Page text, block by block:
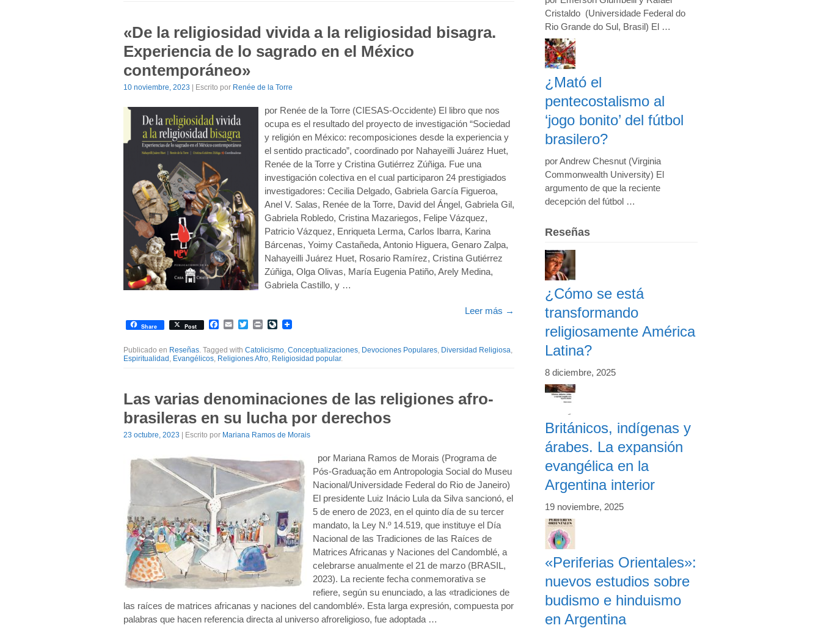
«De la religiosidad vivida a la religiosidad bisagra.
Experiencia de lo sagrado en el México
contemporáneo»
10 noviembre, 2023 | Escrito por Renée de la Torre
por Renée de la Torre (CIESAS-Occidente) El libro que nos
ocupa es el resultado del proyecto de investigación “Sociedad
y religión en México: recomposiciones desde la experiencia y
el sentido practicado”, coordinado por Nahayeilli Juárez Huet,
Renée de la Torre y Cristina Gutiérrez Zúñiga. Fue una
investigación colectiva en el cual participaron 24 prestigiados
investigadores: Cecilia Delgado, Gabriela García Figueroa,
Anel V. Salas, Renée de la Torre, David del Ángel, Gabriela Gil,
Gabriela Robledo, Cristina Mazariegos, Felipe Vázquez,
Patricio Vázquez, Enriqueta Lerma, Carlos Ibarra, Karina
Bárcenas, Yoimy Castañeda, Antonio Higuera, Genaro Zalpa,
Nahayeilli Juárez Huet, Rosario Ramírez, Cristina Gutiérrez
Zúñiga, Olga Olivas, María Eugenia Patiño, Arely Medina,
Gabriela Castillo, y …
Leer más →
Share Post Facebook
EmailTwitterPrintLiveJournal
Publicado en Reseñas. Tagged with Catolicismo, Conceptualizaciones, Devociones Populares, Diversidad Religiosa,
Espiritualidad , Evangélicos, Religiones Afro, Religiosidad popular.
Las varias denominaciones de las religiones afro-
brasileras en su lucha por derechos
23 octubre, 2023 | Escrito por Mariana Ramos de Morais
por Mariana Ramos de Morais (Programa de
Pós-Graduação em Antropologia Social do Museu
Nacional/Universidade Federal do Rio de Janeiro)
El presidente Luiz Inácio Lula da Silva sancionó, el
5 de enero de 2023, en el quinto día de su tercer
mandato, la Ley N.º 14.519, que instituye el Día
Nacional de las Tradiciones de las Raíces de
Matrices Africanas y Naciones del Candomblé, a
celebrarse anualmente el 21 de marzo (BRASIL,
2023). La reciente fecha conmemorativa se
refiere, según su enunciado, a las «tradiciones de
las raíces de matrices africanas y naciones del candomblé». Esta larga expresión, compuesta por
palabras que hacen referencia directa al universo afroreligioso, fue adoptada …
Cristaldo (Universidade Federal do
Rio Grande do Sul, Brasil) El …
¿Mató el
pentecostalismo al
‘jogo bonito’ del fútbol
brasilero?
por Andrew Chesnut (Virginia
Commonwealth University) El
argumento de que la reciente
decepción del fútbol …
Reseñas
¿Cómo se está
transformando
religiosamente América
Latina?
8 diciembre, 2025
Británicos, indígenas y
árabes. La expansión
evangélica en la
Argentina interior
19 noviembre, 2025
«Periferias Orientales»:
nuevos estudios sobre
budismo e hinduismo
en Argentina